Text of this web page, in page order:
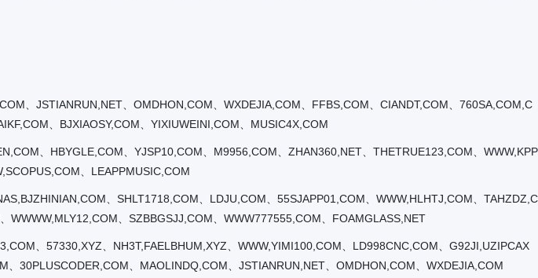
、JSTIANRUN,NET、OMDHON,COM、WXDEJIA,COM、FFBS,COM、CIANDT,COM、760SA,COM,C
、BJXIAOSY,COM、YIXIUWEINI,COM、MUSIC4X,COM
、HBYGLE,COM、YJSP10,COM、M9956,COM、ZHAN360,NET、THETRUE123,COM、WWW,KPP
、LEAPPMUSIC,COM
、SHLT1718,COM、LDJU,COM、55SJAPP01,COM、WWW,HLHTJ,COM、TAHZDZ,C
、SZBBGSJJ,COM、WWW777555,COM、FOAMGLASS,NET
、57330,XYZ、NH3T,FAELBHUM,XYZ、WWW,YIMI100,COM、LD998CNC,COM、G92JI,UZIPCAX
30PLUSCODER,COM、MAOLINDQ,COM、JSTIANRUN,NET、OMDHON,COM、WXDEJIA,COM